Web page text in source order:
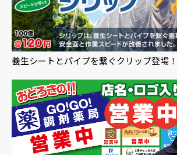
養生シートとパイプを繋ぐクリップ登場！